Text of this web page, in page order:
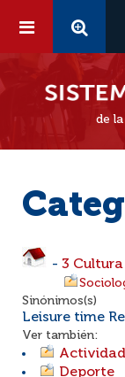
de
- 3 Cultura
Sinónimos(s)
Leisure time
Ver también:
Deporte